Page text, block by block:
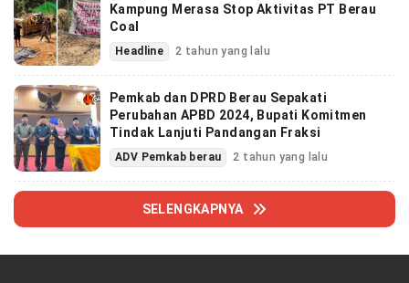
Kampung Merasa Stop Aktivitas PT Berau
Coal
Headline 2 tahun yang lalu
Pemkab dan DPRD Berau Sepakati
Perubahan APBD 2024, Bupati Komitmen
Tindak Lanjuti Pandangan Fraksi
ADV Pemkab berau 2 tahun yang lalu
SELENGKAPNYA